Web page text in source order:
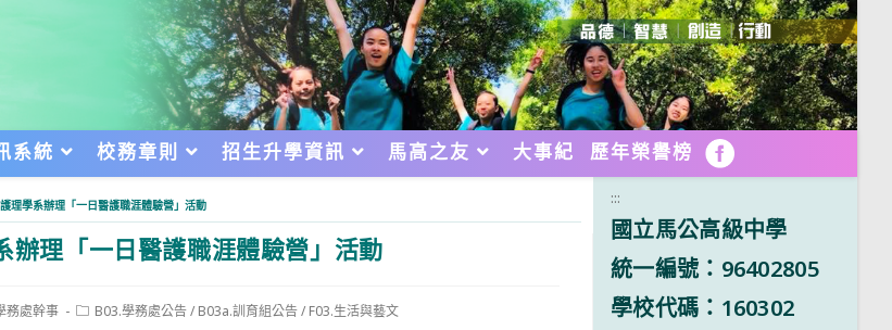
系統 校務章則 招生升學資訊 馬高之友 大事紀 歷年榮譽榜 FB
理學系辦理「一日醫護職涯體驗營」活動
辦理「一日醫護職涯體驗營」活動
務處幹事
PostB03.學務處公告/ B03a.訓育組公告/ F03.生活與藝文
:::
國立馬公高級中學
統一編號：96402805
學校代碼：160302